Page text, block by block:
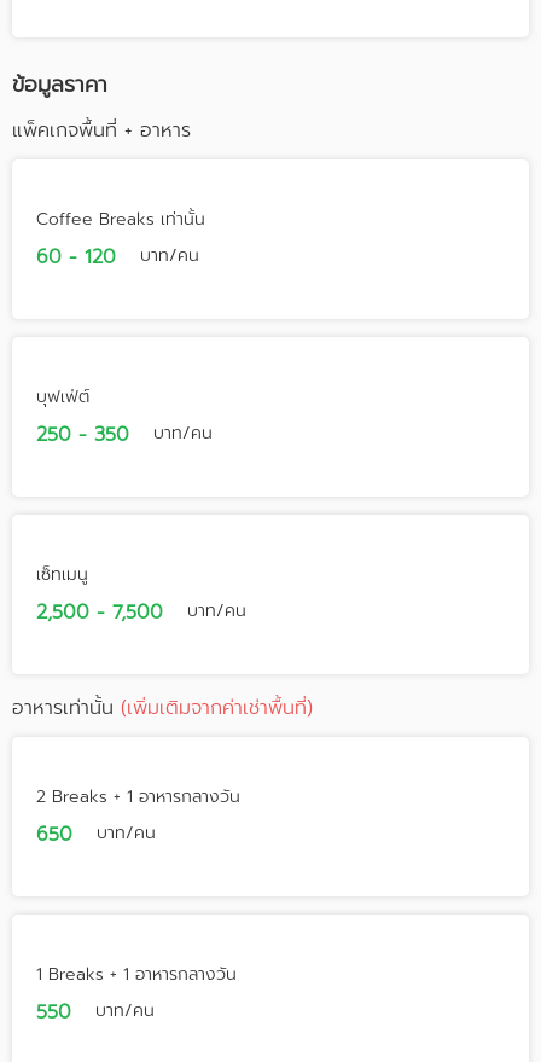
ข้อมูลราคา
แพ็คเกจพื้นที่ + อาหาร
Coffee Breaks เท่านั้น
60 - 120 บาท/คน
บุฟเฟ่ต์
250 - 350 บาท/คน
เซ็ทเมนู
2,500 - 7,500 บาท/คน
อาหารเท่านั้น (เพิ่มเติมจากค่าเช่าพื้นที่)
2 Breaks + 1 อาหารกลางวัน
650 บาท/คน
1 Breaks + 1 อาหารกลางวัน
550 บาท/คน